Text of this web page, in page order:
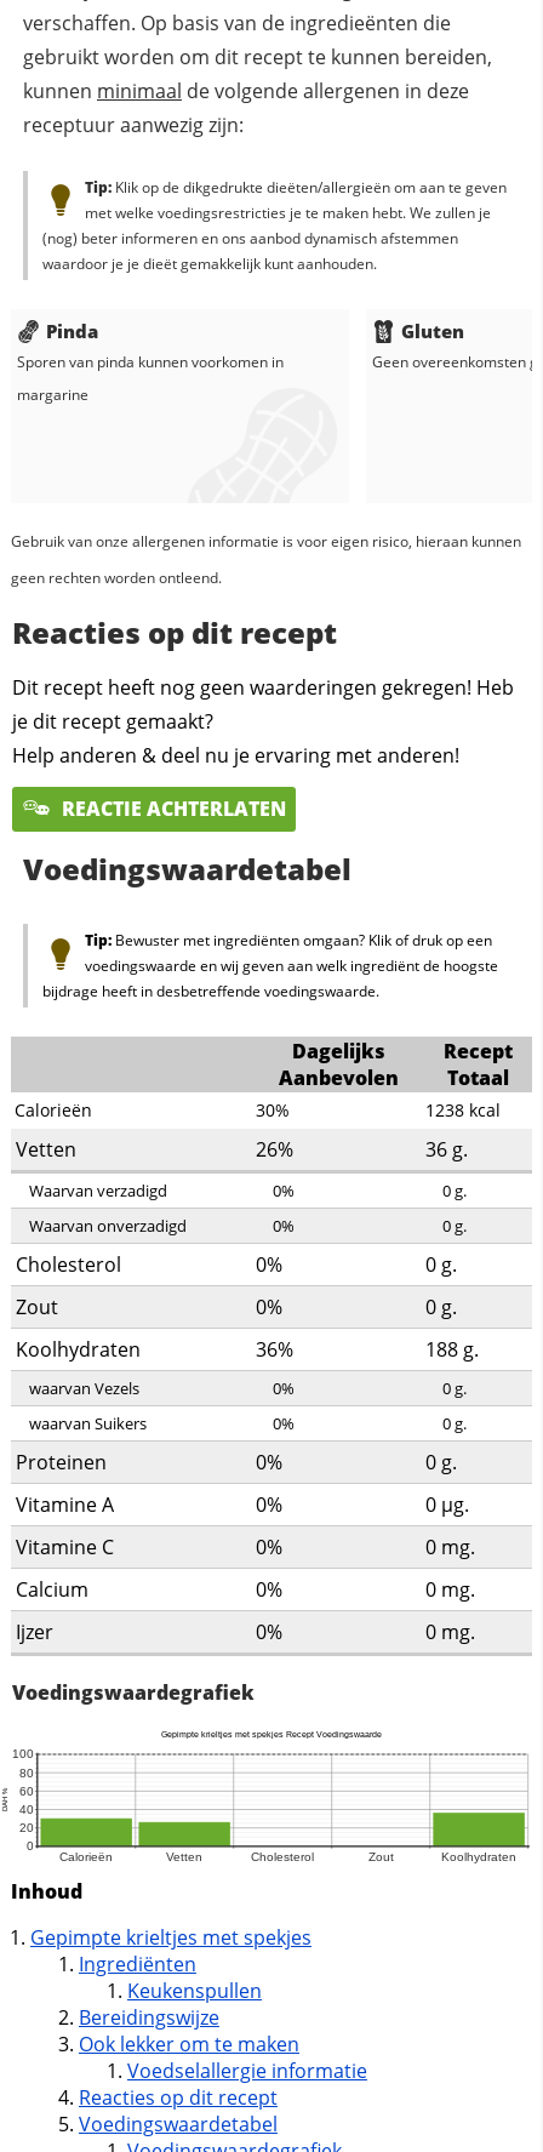
verschaffen. Op basis van de ingredieënten die
gebruikt worden om dit recept te kunnen bereiden,
kunnen minimaal de volgende allergenen in deze
receptuur aanwezig zijn:
Tip:Klik op de dikgedrukte dieëten/allergieën om aan te geven
met welke voedingsrestricties je te maken hebt. We zullen je
(nog) beter informeren en ons aanbod dynamisch afstemmen
waardoor je je dieët gemakkelijk kunt aanhouden.
Pinda
Sporen van pinda kunnen voorkomen in
margarine
Gluten
Geen overeenkomsten
Gebruik van onze allergenen informatie is voor eigen risico, hieraan kunnen
geen rechten worden ontleend.
Reacties op dit recept
Dit recept heeft nog geen waarderingen gekregen! Heb
je dit recept gemaakt?
Help anderen & deel nu je ervaring met anderen!
REACTIE ACHTERLATEN
Voedingswaardetabel
Tip:Bewuster met ingrediënten omgaan? Klik of druk op een
voedingswaarde en wij geven aan welk ingrediënt de hoogste
bijdrage heeft in desbetreffende voedingswaarde.
Dagelijks
Aanbevolen
Recept
Totaal
Calorieën 30% 1238 kcal
Vetten 26% 36g.
Waarvan verzadigd 0% 0g.
Waarvan onverzadigd
0% 0g.
Cholesterol 0% 0g.
Zout
0% 0g.
Koolhydraten
36% 188g.
waarvan Vezels 0% 0g.
waarvan Suikers
0% 0g.
Proteinen 0% 0g.
Vitamine A
0% 0 µg.
Vitamine C
0% 0 mg.
Calcium
0% 0 mg.
Ijzer
0% 0 mg.
Voedingswaardegrafiek
Inhoud
Gepimpte krieltjes met spekjes
Ingrediënten
Keukenspullen
Bereidingswijze
Ook lekker om te maken
Voedselallergie informatie
Reacties op dit recept
Voedingswaardetabel